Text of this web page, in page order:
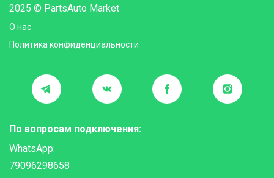
2025 © PartsAuto Market
О нас
Политика конфиденциальности
По вопросам подключения:
WhatsApp:
79096298658